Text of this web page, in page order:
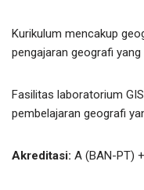
Kurikulum mencakup
pengajaran geografi yang
Fasilitas laboratorium
pembelajaran geografi
Akreditasi: A (BAN-PT)